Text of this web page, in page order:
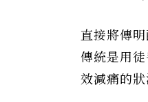
直接將傳
傳統是用
效減痛的